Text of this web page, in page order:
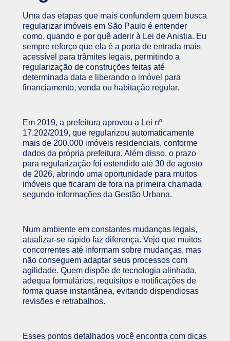
Uma das etapas que mais confundem quem busca
regularizar imóveis em São Paulo é entender
como, quando e por quê aderir à Lei de Anistia. Eu
sempre reforço que ela é a porta de entrada mais
acessível para trâmites legais, permitindo a
regularização de construções feitas até
determinada data e liberando o imóvel para
financiamento, venda ou habitação regular.
Em 2019, a prefeitura aprovou a Lei nº
17.202/2019, que regularizou automaticamente
mais de 200.000 imóveis residenciais, conforme
dados da própria prefeitura. Além disso, o prazo
para regularização foi estendido até 30 de agosto
de 2026, abrindo uma oportunidade para muitos
imóveis que ficaram de fora na primeira chamada
segundo informações da Gestão Urbana.
Num ambiente em constantes mudanças legais,
atualizar-se rápido faz diferença. Vejo que muitos
concorrentes até informam sobre mudanças, mas
não conseguem adaptar seus processos com
agilidade. Quem dispõe de tecnologia alinhada,
adequa formulários, requisitos e notificações de
forma quase instantânea, evitando dispendiosas
revisões e retrabalhos.
Esses pontos detalhados você encontra com dicas